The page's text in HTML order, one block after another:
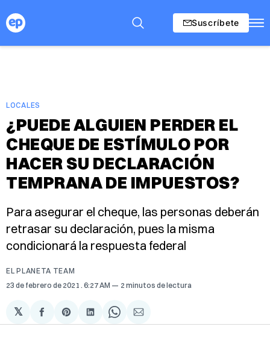
Suscríbete
LOCALES
¿PUEDE ALGUIEN PERDER EL
CHEQUE DE ESTÍMULO POR
HACER SU DECLARACIÓN
TEMPRANA DE IMPUESTOS?
Para asegurar el cheque, las personas deberán
retrasar su declaración, pues la misma
condicionará la respuesta federal
EL PLANETA TEAM
23 de febrero de 2021 . 6:27 AM 2 minutos de lectura
𝕏
Compartir
en
Share
on
Compartir
en
Share
on
Compartir
via